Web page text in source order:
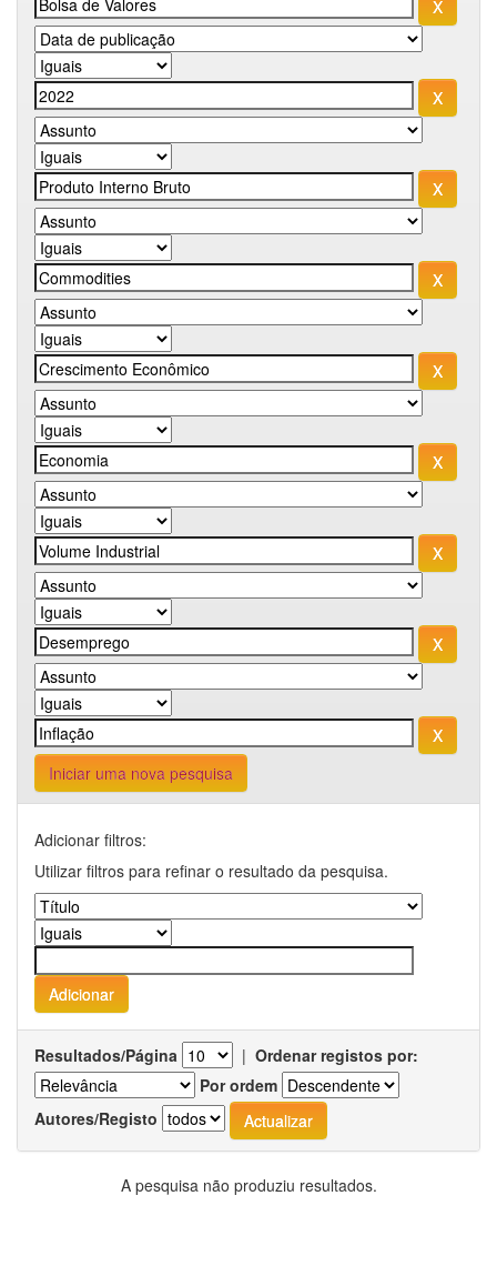
Iniciar uma nova pesquisa
Adicionar filtros:
Utilizar filtros para refinar o resultado da pesquisa.
Resultados/Página | Ordenar registos por:
Por ordem
Autores/Registo
A pesquisa não produziu resultados.